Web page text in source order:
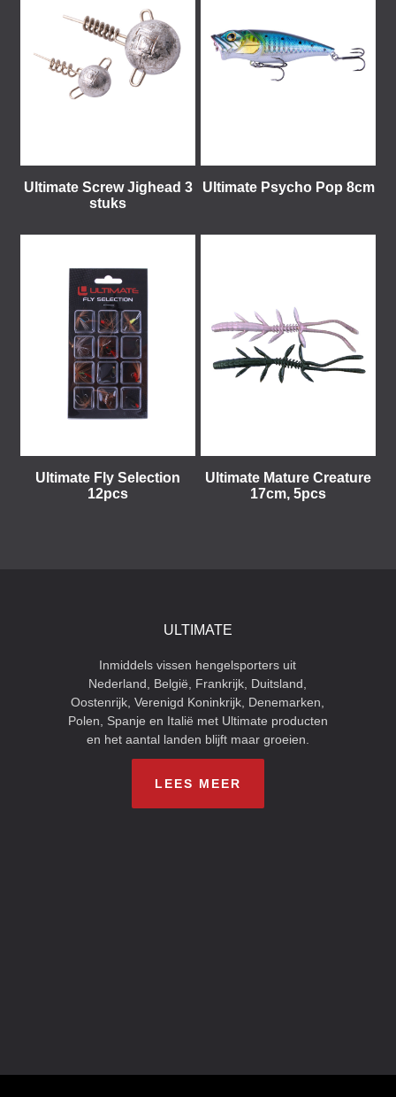
Ultimate Screw Jighead 3
stuks
Ultimate Psycho Pop 8cm
Ultimate Fly Selection
12pcs
Ultimate Mature Creature
17cm, 5pcs
ULTIMATE
Inmiddels vissen hengelsporters uit
Nederland, België, Frankrijk, Duitsland,
Oostenrijk, Verenigd Koninkrijk, Denemarken,
Polen, Spanje en Italië met Ultimate producten
en het aantal landen blijft maar groeien.
LEES MEER